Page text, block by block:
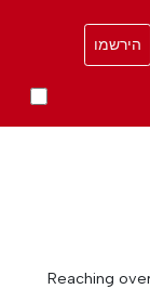
הירשמו
Reaching